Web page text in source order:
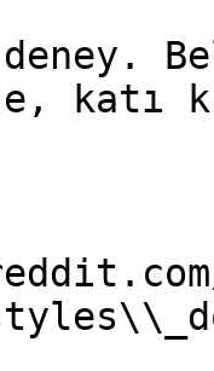
katı